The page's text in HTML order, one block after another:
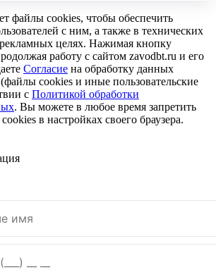
файлы cookies, чтобы обеспечить
с ним, а также в технических
целях. Нажимая кнопку
работу с сайтом zavodbt.ru и его
Согласие на обработку данных
(файлы cookies и иные пользовательские
с Политикой обработки
. Вы можете в любое время запретить
в настройках своего браузера.